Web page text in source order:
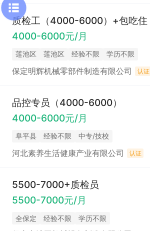
质检工（4000-6000）+包吃住
4000-6000元/月
莲池区 莲池区 经验不限 学历不限
保定明辉机械零部件制造有限公司 认证
品控专员（4000-6000）
4000-6000元/月
阜平县 经验不限 中专/技校
河北素养生活健康产业有限公司 认证
5500-7000+质检员
5500-7000元/月
全保定 经验不限 学历不限